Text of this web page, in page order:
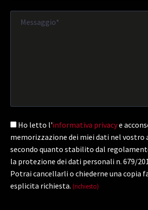
Ho letto l'informativa privacye
memorizzazione dei miei dati nel vostro
secondo quanto stabilito dal
la protezione dei dati personali n. 679/
Potrai cancellarli o chiederne una copia
esplicita richiesta. (richiesto)